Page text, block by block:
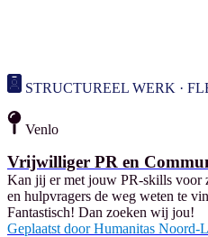
STRUCTUREEL WERK ·
Venlo
Vrijwilliger PR en
Kan jij er met jouw PR-skills voor
en hulpvragers de weg weten te
Fantastisch! Dan zoeken wij jou!
Geplaatst door Humanitas Noord-